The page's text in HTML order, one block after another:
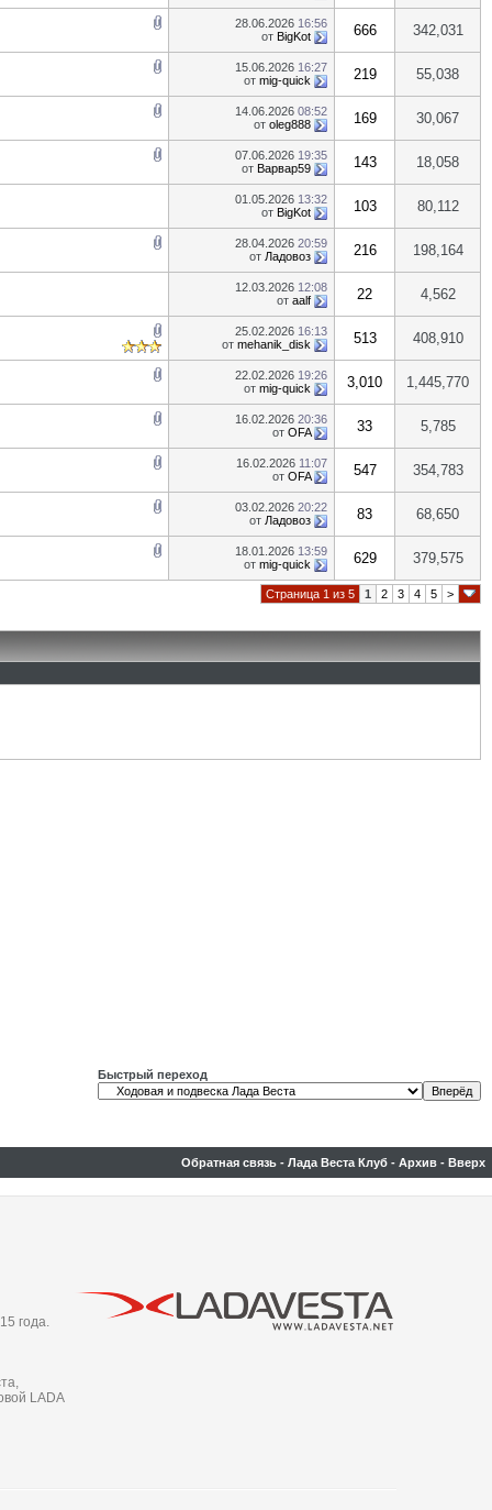
28.06.2026 16:56
от BigKot 666 342,031
15.06.2026 16:27
от mig-quick 219 55,038
14.06.2026 08:52
от oleg888 169 30,067
07.06.2026 19:35
от Варвар59 143 18,058
01.05.2026 13:32
от BigKot 103 80,112
28.04.2026 20:59
от Ладовоз 216 198,164
12.03.2026 12:08
от aalf 22 4,562
25.02.2026 16:13
от mehanik_disk 513 408,910
22.02.2026 19:26
от mig-quick 3,010 1,445,770
16.02.2026 20:36
от OFA 33 5,785
16.02.2026 11:07
от OFA 547 354,783
03.02.2026 20:22
от Ладовоз 83 68,650
18.01.2026 13:59
от mig-quick 629 379,575
Страница 1 из 5 1 2 3 4 5 >
Быстрый переход
Обратная связь - Лада Веста Клуб - Архив - Вверх
года.
LADA